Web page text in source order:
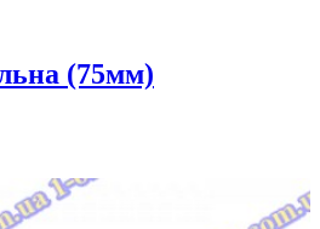
(75мм)